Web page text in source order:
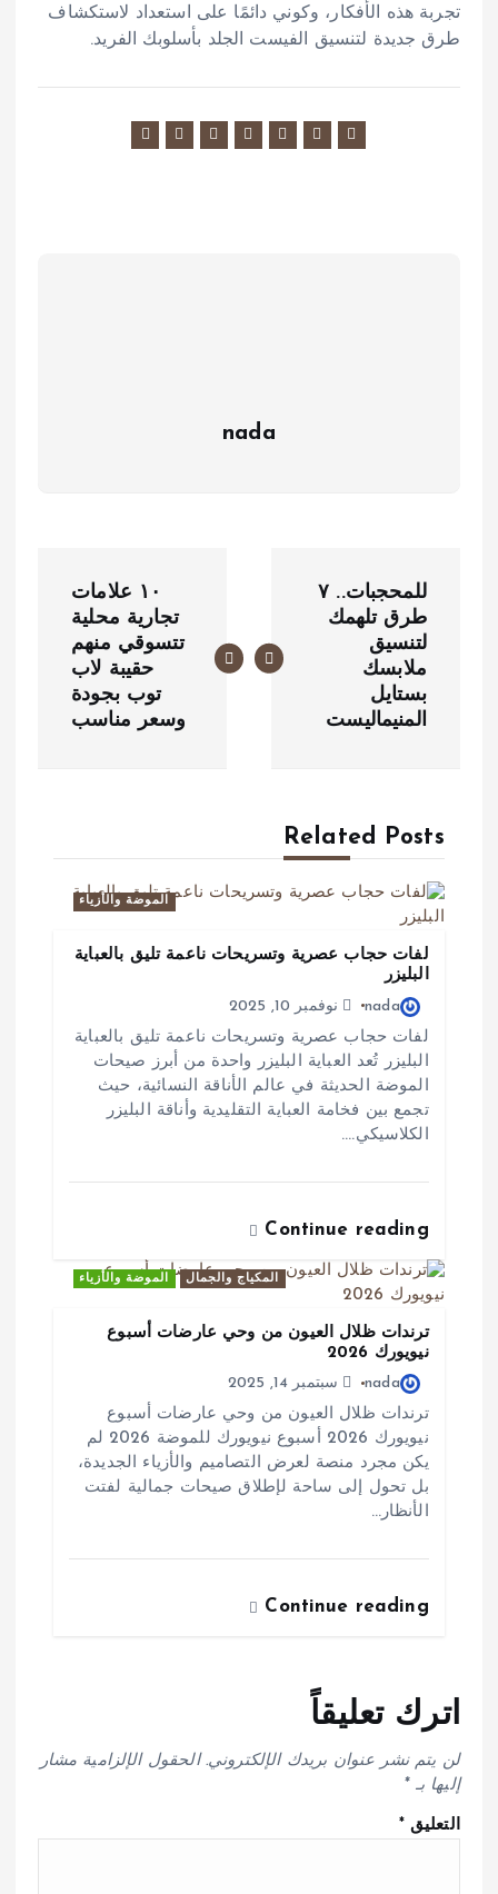
تجربة هذه الأفكار، وكوني دائمًا على استعداد لاستكشاف
طرق جديدة لتنسيق الفيست الجلد بأسلوبك الفريد.
nada
للمحجبات.. ٧
طرق تلهمك
لتنسيق
ملابسك
بستايل
المنيماليست
١٠ علامات
تجارية محلية
تتسوقي منهم
حقيبة لاب
توب بجودة
وسعر مناسب
Related Posts
الموضة والأزياء
لفات حجاب عصرية وتسريحات ناعمة تليق بالعباية
البليزر
nada
نوفمبر 10, 2025
لفات حجاب عصرية وتسريحات ناعمة تليق بالعباية
البليزر تُعد العباية البليزر واحدة من أبرز صيحات
الموضة الحديثة في عالم الأناقة النسائية، حيث
تجمع بين فخامة العباية التقليدية وأناقة البليزر
الكلاسيكي.…
Continue reading
المكياج والجمال الموضة والأزياء
ترندات ظلال العيون من وحي عارضات أسبوع
نيويورك 2026
nada
سبتمبر 14, 2025
ترندات ظلال العيون من وحي عارضات أسبوع
نيويورك 2026 أسبوع نيويورك للموضة 2026 لم
يكن مجرد منصة لعرض التصاميم والأزياء الجديدة،
بل تحول إلى ساحة لإطلاق صيحات جمالية لفتت
الأنظار…
Continue reading
اترك تعليقاً
لن يتم نشر عنوان بريدك الإلكتروني. الحقول الإلزامية مشار
إليها بـ *
التعليق *